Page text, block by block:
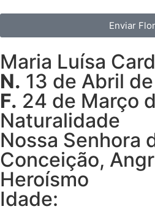
Enviar
Maria Luísa
N. 13 de Abril
F. 24 de Março
Naturalidade
Nossa Senhora
Conceição,
Heroísmo
Idade: